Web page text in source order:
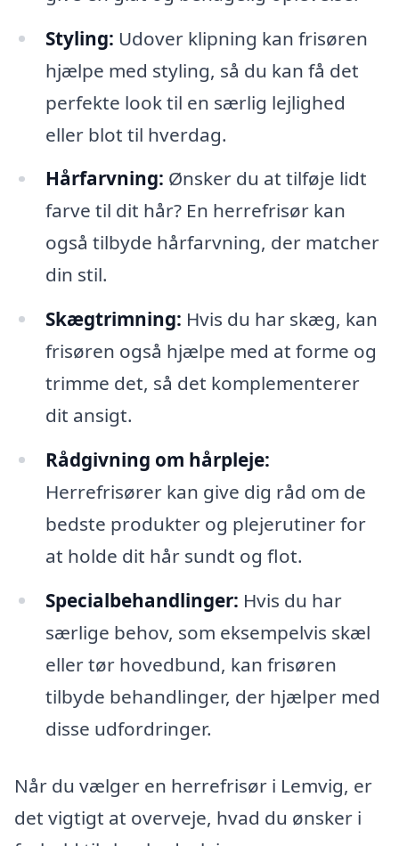
Styling: Udover klipning kan frisøren
hjælpe med styling, så du kan få det
perfekte look til en særlig lejlighed
eller blot til hverdag.
Hårfarvning: Ønsker du at tilføje lidt
farve til dit hår? En herrefrisør kan
også tilbyde hårfarvning, der matcher
din stil.
Skægtrimning: Hvis du har skæg, kan
frisøren også hjælpe med at forme og
trimme det, så det komplementerer
dit ansigt.
Rådgivning om hårpleje:
Herrefrisører kan give dig råd om de
bedste produkter og plejerutiner for
at holde dit hår sundt og flot.
Specialbehandlinger: Hvis du har
særlige behov, som eksempelvis skæl
eller tør hovedbund, kan frisøren
tilbyde behandlinger, der hjælper med
disse udfordringer.
Når du vælger en herrefrisør i Lemvig, er
det vigtigt at overveje, hvad du ønsker i